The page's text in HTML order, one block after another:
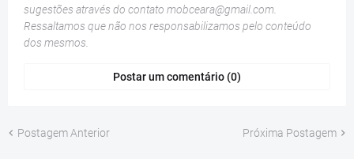
sugestões através do contato mobceara@gmail.com
Ressaltamos que não nos responsabilizamos pelo conteúdo
dos mesmos.
Postar um comentário (0)
Postagem Anterior Próxima Postagem